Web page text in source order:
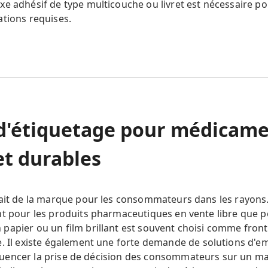
adhésif de type multicouche ou livret est nécessaire
requises.
pour
durables
de la marque pour les consommateurs dans les
pour les produits pharmaceutiques en vente libre que
papier ou un film brillant est souvent choisi comme
Il existe également une forte demande de solutions
la prise de décision des consommateurs sur un